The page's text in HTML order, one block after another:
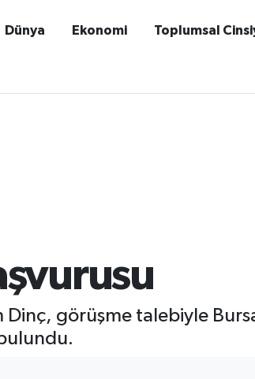
Dünya Ekonomi Toplumsal
görüşme talebiyle